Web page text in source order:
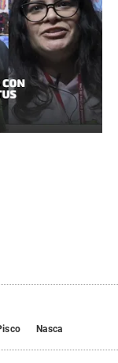
Nasca